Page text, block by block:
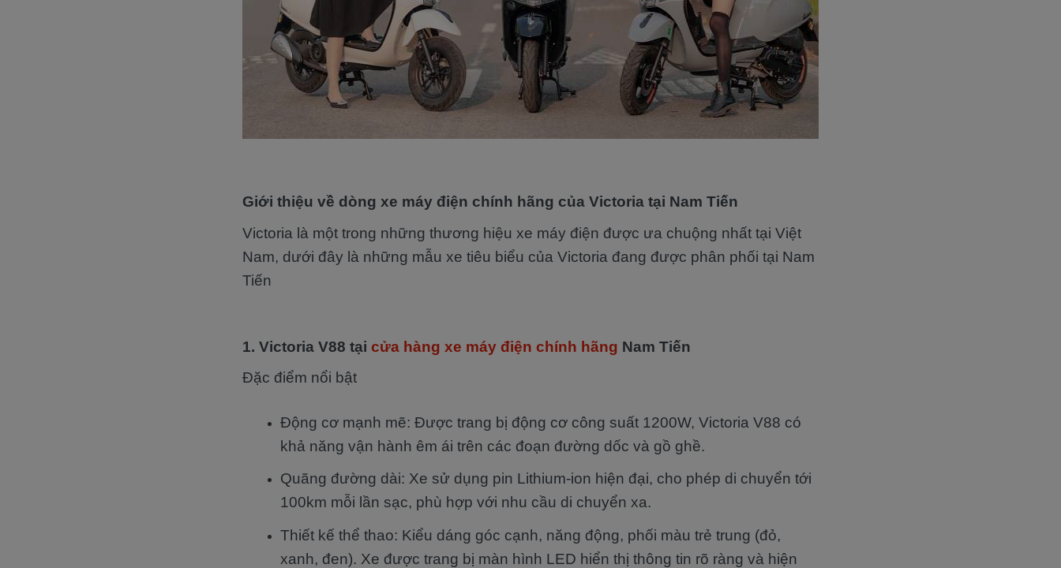
Giới thiệu về dòng xe máy điện chính hãng của Victoria tại Nam Tiến
Victoria là một trong những thương hiệu xe máy điện được ưa chuộng nhất tại Việt
Nam, dưới đây là những mẫu xe tiêu biểu của Victoria đang được phân phối tại Nam
Tiến
1. Victoria V88 tại cửa hàng xe máy điện chính hãng Nam Tiến
Đặc điểm nổi bật
Động cơ mạnh mẽ: Được trang bị động cơ công suất 1200W, Victoria V88 có
khả năng vận hành êm ái trên các đoạn đường dốc và gồ ghề.
Quãng đường dài: Xe sử dụng pin Lithium-ion hiện đại, cho phép di chuyển tới
100km mỗi lần sạc, phù hợp với nhu cầu di chuyển xa.
Thiết kế thể thao: Kiểu dáng góc cạnh, năng động, phối màu trẻ trung (đỏ,
xanh, đen). Xe được trang bị màn hình LED hiển thị thông tin rõ ràng và hiện